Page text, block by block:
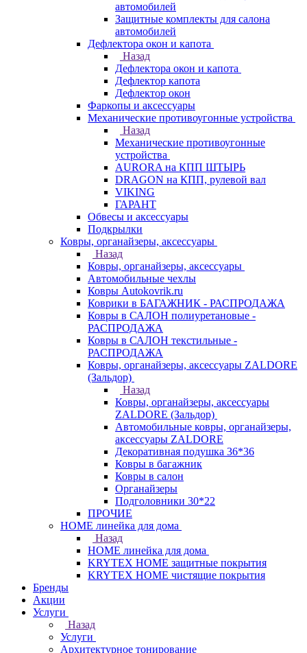
автомобилей
Защитные комплекты для салона
автомобилей
Дефлектора окон и капота
Назад
Дефлектора окон и капота
Дефлектор капота
Дефлектор окон
Фаркопы и аксессуары
Механические противоугонные устройства
Назад
Механические противоугонные
устройства
AURORA на КПП ШТЫРЬ
DRAGON на КПП, рулевой вал
VIKING
ГАРАНТ
Обвесы и аксессуары
Подкрылки
Ковры, органайзеры, аксессуары
Назад
Ковры, органайзеры, аксессуары
Автомобильные чехлы
Ковры Autokovrik.ru
Коврики в БАГАЖНИК - РАСПРОДАЖА
Ковры в САЛОН полиуретановые -
РАСПРОДАЖА
Ковры в САЛОН текстильные -
РАСПРОДАЖА
Ковры, органайзеры, аксессуары ZALDORE
(Зальдор)
Назад
Ковры, органайзеры, аксессуары
ZALDORE (Зальдор)
Автомобильные ковры, органайзеры,
аксессуары ZALDORE
Декоративная подушка 36*36
Ковры в багажник
Ковры в салон
Органайзеры
Подголовники 30*22
ПРОЧИЕ
HOME линейка для дома
Назад
HOME линейка для дома
KRYTEX HOME защитные покрытия
KRYTEX HOME чистящие покрытия
Бренды
Акции
Услуги
Назад
Услуги
Архитектурное тонирование